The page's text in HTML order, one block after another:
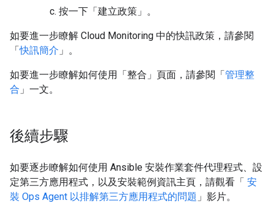
按一下「建立政策」 。
如要進一步瞭解 Cloud Monitoring 中的快訊政策，請參閱
「快訊簡介 」。
如要進一步瞭解如何使用「整合」 頁面，請參閱「管理整
合 」一文。
後續步驟
如要逐步瞭解如何使用 Ansible 安裝作業套件代理程式、設
定第三方應用程式，以及安裝範例資訊主頁，請觀看「 安
裝 Ops Agent 以排解第三方應用程式的問題 」影片。